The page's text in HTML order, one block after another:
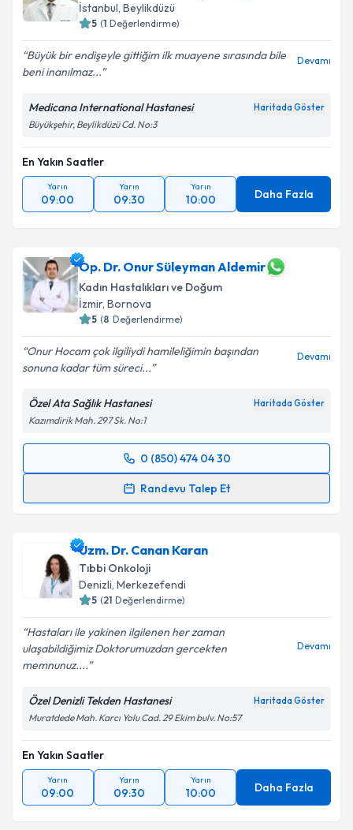
İstanbul, Beylikdüzü
5 (1 Değerlendirme)
Büyük bir endişeyle gittiğim ilk muayene sırasında bile
beni inanılmaz...
Devamı
Medicana International Hastanesi Haritada Göster
Büyükşehir, Beylikdüzü Cd. No:3
En Yakın Saatler
Yarın
09:00
Yarın
09:30
Yarın
10:00 Daha Fazla
Op. Dr. Onur Süleyman Aldemir
Kadın Hastalıkları ve Doğum
İzmir, Bornova
5 (8 Değerlendirme)
Onur Hocam çok ilgiliydi hamileliğimin başından
sonuna kadar tüm süreci...
Devamı
Özel Ata Sağlık Hastanesi Haritada Göster
Kazımdirik Mah. 297 Sk. No:1
0 (850) 474 04 30
Randevu Talep Et
Randevu Takvimi Talebi
almanız için bir takvim hazırlandığında e-posta ile
bilgilendireceğiz.
E-posta Adresiniz
kapsamda işlenmesini kabul ediyorum.
Uzm. Dr. Canan Karan
Tıbbi Onkoloji
Denizli, Merkezefendi
5 (21 Değerlendirme)
Hastaları ile yakinen ilgilenen her zaman
ulaşabildiğimiz Doktorumuzdan gercekten
memnunuz....
Devamı
Özel Denizli Tekden Hastanesi Haritada Göster
Muratdede Mah. Karcı Yolu Cad. 29 Ekim bulv. No:57
En Yakın Saatler
Yarın
09:00
Yarın
09:30
Yarın
10:00 Daha Fazla